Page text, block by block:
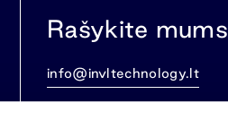
Rašykite mums
info@invltechnology.lt